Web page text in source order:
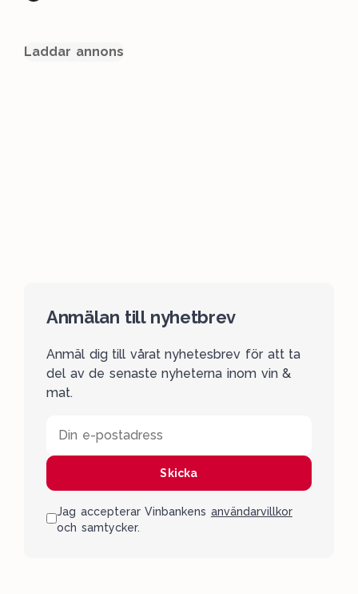
Laddar annons
Anmälan till nyhetbrev
Anmäl dig till vårat nyhetesbrev för att ta
del av de senaste nyheterna inom vin &
mat.
Din e-postadress
Skicka
Jag accepterar Vinbankens användarvillkor
och samtycker.